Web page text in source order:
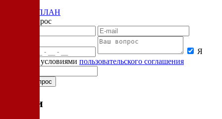
БИЗНЕС-ПЛАН
Задать вопрос
Я
согласен с условиями пользовательского соглашения
Статьи